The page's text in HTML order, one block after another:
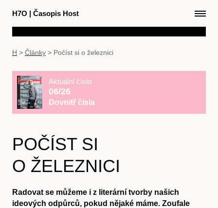
H7O | Časopis Host
H > Články > Počíst si o železnici
Aktuální číslo
06/26
Dovnitř čísla
POČÍST SI
O ŽELEZNICI
Radovat se můžeme i z literární tvorby našich
ideových odpůrců, pokud nějaké máme. Zoufale